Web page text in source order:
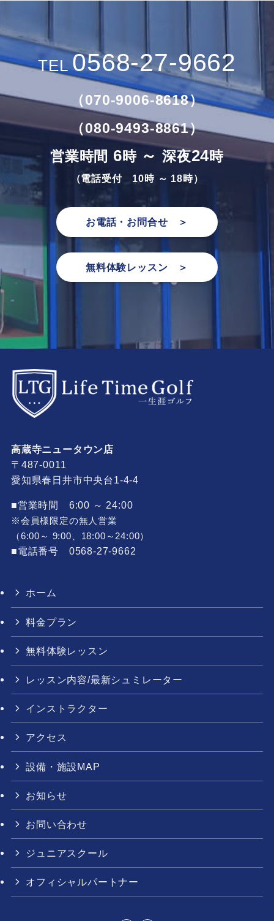
TEL0568-27-9662
（070-9006-8618）
（080-9493-8861）
営業時間 6時 ～深夜24時
（電話受付 10時 ～ 18時）
お電話・お問合せ ＞
無料体験レッスン ＞
高蔵寺ニュータウン店
〒487-0011
愛知県春日井市中央台1-4-4
■営業時間 6:00 ～ 24:00
※会員様限定の無人営業
（6:00～ 9:00、18:00～24:00）
■電話番号 0568-27-9662
ホーム
料金プラン
無料体験レッスン
レッスン内容/最新シュミレーター
インストラクター
アクセス
設備・施設MAP
お知らせ
お問い合わせ
ジュニアスクール
オフィシャルパートナー